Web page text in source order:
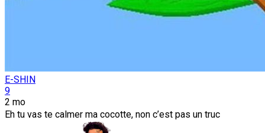
E-SHIN
9
2 mo
Eh tu vas te calmer ma cocotte, non c’est pas un truc